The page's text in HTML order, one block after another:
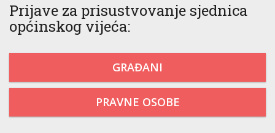
Prijave za prisustvovanje sjednica
općinskog vijeća:
GRAĐANI
PRAVNE OSOBE